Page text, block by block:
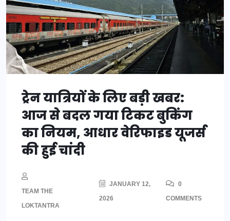
ट्रेन यात्रियों के लिए बड़ी खबर:
आज से बदल गया टिकट बुकिंग
का नियम, आधार वेरिफाइड यूजर्स
की हुई चांदी
TEAM THE
LOKTANTRA
JANUARY 12,
2026
0
COMMENTS